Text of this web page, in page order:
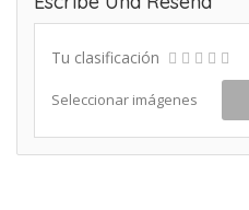
Tu clasificación
Seleccionar imágenes